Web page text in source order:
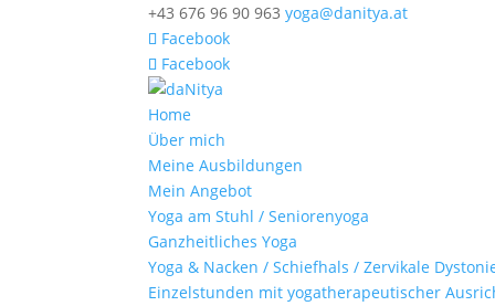
+43 676 96 90 963 yoga@danitya.at
Facebook
Facebook
Home
Über mich
Meine Ausbildungen
Mein Angebot
Yoga am Stuhl / Seniorenyoga
Ganzheitliches Yoga
Yoga & Nacken / Schiefhals / Zervikale
Einzelstunden mit yogatherapeutischer